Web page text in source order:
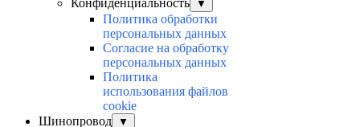
Конфиденциальность
▼
Политика обработки
персональных данных
Согласие на обработку
персональных данных
Политика
использования файлов
cookie
Шинопровод
▼